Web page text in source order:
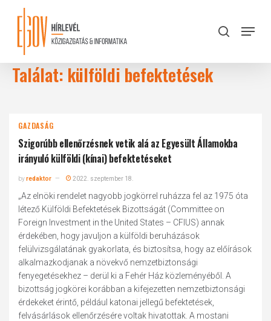
content
search
Menu
Találat: külföldi befektetések
GAZDASÁG
Szigorúbb ellenőrzésnek vetik alá az Egyesült Államokba
irányuló külföldi (kínai) befektetéseket
byredaktor 2022. szeptember 18.
„Az elnöki rendelet nagyobb jogkörrel ruházza fel az 1975 óta
létező Külföldi Befektetések Bizottságát (Committee on
Foreign Investment in the United States – CFIUS) annak
érdekében, hogy javuljon a külföldi beruházások
felülvizsgálatának gyakorlata, és biztosítsa, hogy az előírások
alkalmazkodjanak a növekvő nemzetbiztonsági
fenyegetésekhez – derül ki a Fehér Ház közleményéből. A
bizottság jogkörei korábban a kifejezetten nemzetbiztonsági
érdekeket érintő, például katonai jellegű befektetések,
felvásárlások ellenőrzésére voltak hivatottak. A mostani
Close